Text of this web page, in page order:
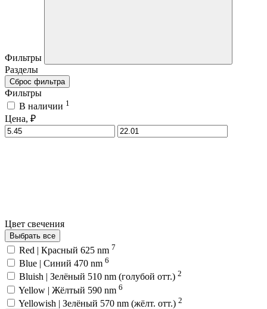
Фильтры
Разделы
Сброс фильтра
Фильтры
В наличии 1
Цена, ₽
Цвет свечения
Выбрать все
Red | Красный 625 nm 7
Blue | Синий 470 nm 6
Bluish | Зелёный 510 nm (голубой отт.) 2
Yellow | Жёлтый 590 nm 6
Yellowish | Зелёный 570 nm (жёлт. отт.) 2